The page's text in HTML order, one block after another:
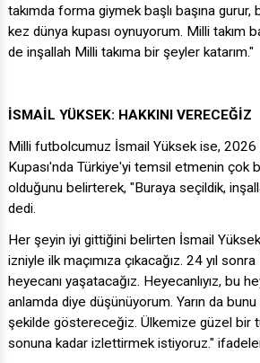
takımda forma giymek başlı başına gurur,
kez dünya kupası oynuyorum. Milli takım
de inşallah Milli takıma bir şeyler katarım."
İSMAİL YÜKSEK: HAKKINI VERECEĞİZ
Milli futbolcumuz İsmail Yüksek ise, 2026
Kupası'nda Türkiye'yi temsil etmenin çok
olduğunu belirterek, "Buraya seçildik,
dedi.
Her şeyin iyi gittiğini belirten İsmail
izniyle ilk maçımıza çıkacağız. 24 yıl
heyecanı yaşatacağız. Heyecanlıyız, bu
anlamda diye düşünüyorum. Yarın da
şekilde göstereceğiz. Ülkemize güzel bir
sonuna kadar izlettirmek istiyoruz."